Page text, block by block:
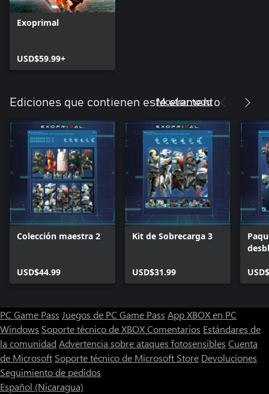
Exoprimal
USD$59.99+
Ediciones que contienen este elemento
Mostrar todo
Colección maestra 2
USD$44.99
Kit de Sobrecarga 3
USD$31.99
PC Game Pass Juegos de PC Game Pass App XBOX en PC
Windows Soporte técnico de XBOXComentarios Estándares de
la comunidad Advertencia sobre ataques fotosensibles Cuenta
de Microsoft Soporte técnico de Microsoft Store Devoluciones
Seguimiento de pedidos
Español (Nicaragua)